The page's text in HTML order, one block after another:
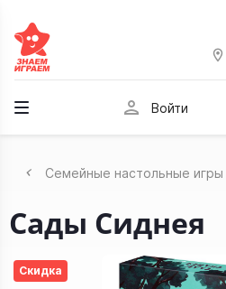
room
person Войти
Семейные настольные игры
Сады Сиднея
Скидка